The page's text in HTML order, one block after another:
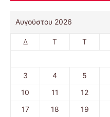
Αυγούστου 2026
Δ Τ Τ
3
4 5
10
11 12
17
18 19